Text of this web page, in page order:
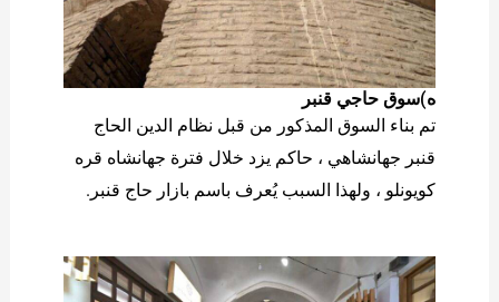
ه)سوق حاجي قنبر
تم بناء السوق المذكور من قبل نظام الدين الحاج
قنبر جهانشاهي ، حاكم يزد خلال فترة جهانشاه قره
كويونلو ، ولهذا السبب يُعرف باسم بازار حاج قنبر.